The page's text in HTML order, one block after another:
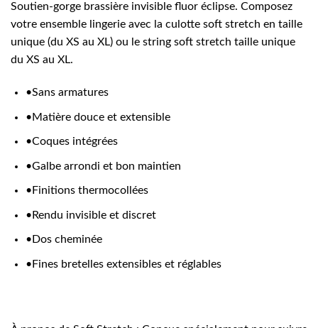
Soutien-gorge brassière invisible fluor éclipse. Composez
votre ensemble lingerie avec la culotte soft stretch en taille
unique (du XS au XL) ou le string soft stretch taille unique
du XS au XL.
•Sans armatures
•Matière douce et extensible
•Coques intégrées
•Galbe arrondi et bon maintien
•Finitions thermocollées
•Rendu invisible et discret
•Dos cheminée
•Fines bretelles extensibles et réglables